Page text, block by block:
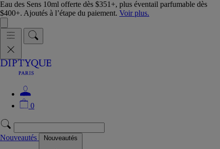
Eau des Sens 10ml offerte dès $351+, plus éventail parfumable dès
$400+. Ajoutés à l’étape du paiement. Voir plus.
0
Nouveautés Nouveautés